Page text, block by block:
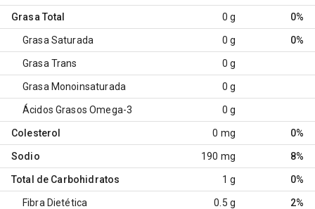
Grasa Total 0 g 0%
Grasa Saturada 0 g 0%
Grasa Trans 0 g
Grasa Monoinsaturada 0 g
Ácidos Grasos Omega-3 0 g
Colesterol 0 mg 0%
Sodio 190 mg 8%
Total de Carbohidratos 1 g 0%
Fibra Dietética 0.5 g 2%